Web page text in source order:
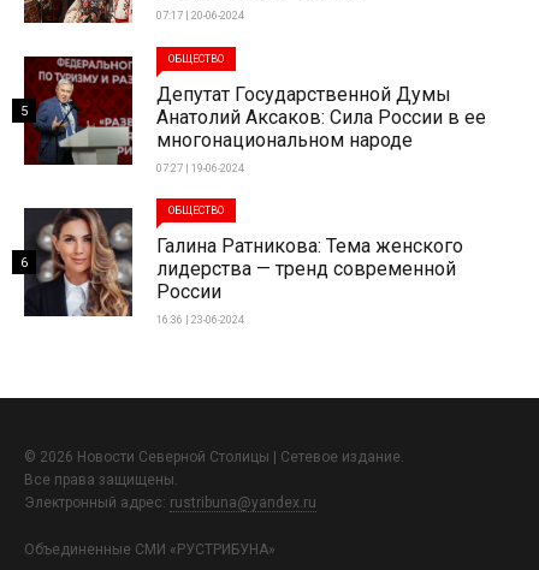
07:17 | 20-06-2024
ОБЩЕСТВО
Депутат Государственной Думы
Анатолий Аксаков: Сила России в ее
многонациональном народе
07:27 | 19-06-2024
5
ОБЩЕСТВО
Галина Ратникова: Тема женского
лидерства — тренд современной
России
16:36 | 23-06-2024
6
© 2026 Новости Северной Столицы | Сетевое издание.
Все права защищены.
Электронный адрес: rustribuna@yandex.ru
Объединенные СМИ «РУСТРИБУНА»